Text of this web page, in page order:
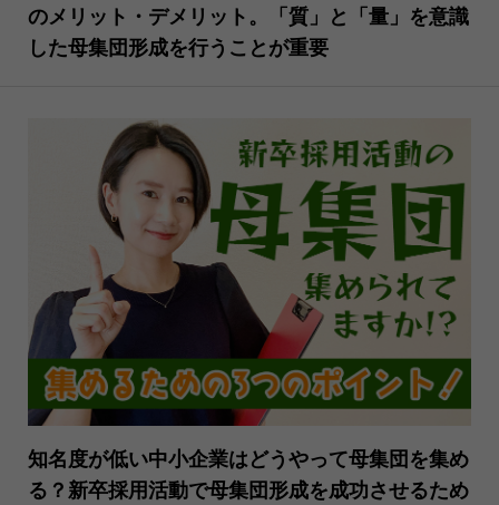
のメリット・デメリット。「質」と「量」を意識
した母集団形成を行うことが重要
知名度が低い中小企業はどうやって母集団を集め
る？新卒採用活動で母集団形成を成功させるため